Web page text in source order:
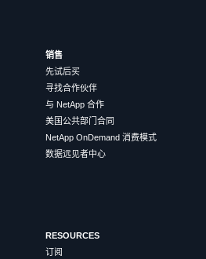
销售
先试后买
寻找合作伙伴
与 NetApp 合作
美国公共部门合同
NetApp OnDemand 消费模式
数据远见者中心
RESOURCES
订阅